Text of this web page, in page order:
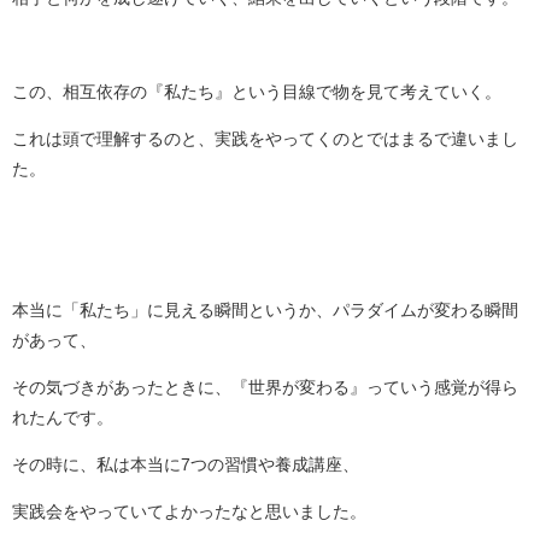
この、相互依存の『私たち』という目線で物を見て考えていく。
これは頭で理解するのと、実践をやってくのとではまるで違いまし
た。
本当に「私たち」に見える瞬間というか、パラダイムが変わる瞬間
があって、
その気づきがあったときに、『世界が変わる』っていう感覚が得ら
れたんです。
その時に、私は本当に7つの習慣や養成講座、
実践会をやっていてよかったなと思いました。